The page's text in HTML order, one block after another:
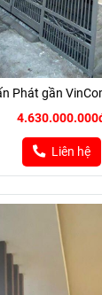
Phát gần
Liên hệ